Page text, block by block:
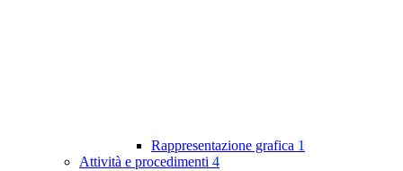
Rappresentazione grafica 1
Attività e procedimenti 4